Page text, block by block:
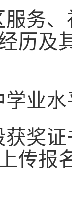
服务
历及
学业
获奖
传报